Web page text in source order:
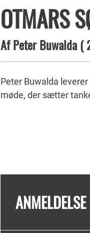
OTMARS
AfPeter Buwalda(
Peter Buwalda
møde, der sætter
ANMELDELSE